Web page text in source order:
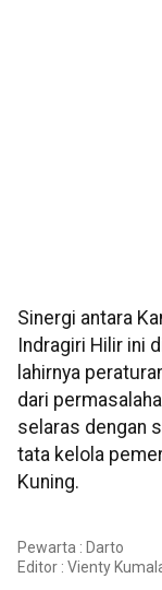
Sinergi antara
Indragiri Hilir ini
lahirnya
dari
selaras dengan
tata kelola
Kuning.
Pewarta : Darto
Editor : Vienty